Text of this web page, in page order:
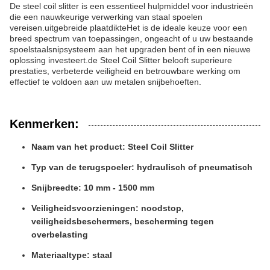
De steel coil slitter is een essentieel hulpmiddel voor industrieën
die een nauwkeurige verwerking van staal spoelen
vereisen.uitgebreide plaatdikteHet is de ideale keuze voor een
breed spectrum van toepassingen, ongeacht of u uw bestaande
spoelstaalsnipsysteem aan het upgraden bent of in een nieuwe
oplossing investeert.de Steel Coil Slitter belooft superieure
prestaties, verbeterde veiligheid en betrouwbare werking om
effectief te voldoen aan uw metalen snijbehoeften.
Kenmerken:
Naam van het product: Steel Coil Slitter
Typ van de terugspoeler: hydraulisch of pneumatisch
Snijbreedte: 10 mm - 1500 mm
Veiligheidsvoorzieningen: noodstop,
veiligheidsbeschermers, bescherming tegen
overbelasting
Materiaaltype: staal